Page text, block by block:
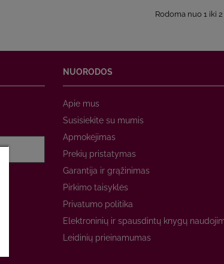
Rodoma nuo 1 iki
NUORODOS
Apie mus
Susisiekite su mumis
Apmokėjimas
Prekių pristatymas
Garantija ir grąžinimas
Pirkimo taisyklės
Privatumo politika
Elektroninių ir spausdintų knygų
Leidinių prieinamumas